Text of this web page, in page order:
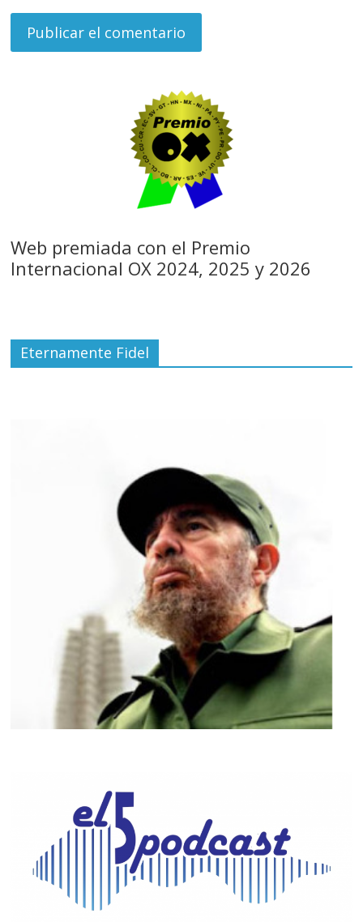
Web premiada con el Premio
Internacional OX 2024, 2025 y 2026
Eternamente Fidel